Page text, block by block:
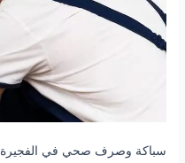
سباكة وصرف صحي في الفجيرة